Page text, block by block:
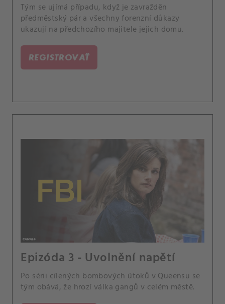
Tým se ujímá případu, když je zavražděn
předměstský pár a všechny forenzní důkazy
ukazují na předchozího majitele jejich domu.
REGISTROVAŤ
Epizóda 3 - Uvolnění napětí
Po sérii cílených bombových útoků v Queensu se
tým obává, že hrozí válka gangů v celém městě.